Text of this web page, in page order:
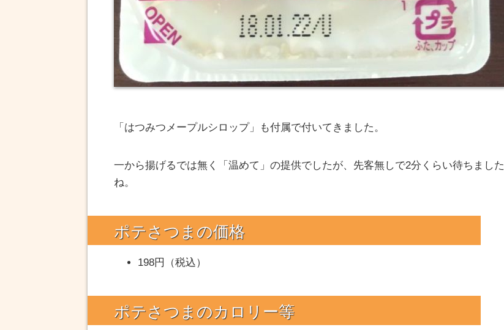
「はつみつメープルシロップ」も付属で付いてきました。
一から揚げるでは無く「温めて」の提供でしたが、先客無しで2分くらい待ちました
ね。
ポテさつまの価格
198円（税込）
ポテさつまのカロリー等